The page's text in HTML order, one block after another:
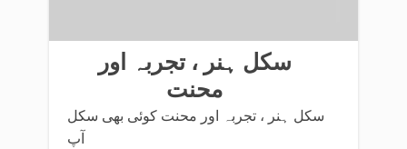
سکل ہنر ، تجربہ اور
محنت
سکل ہنر ، تجربہ اور محنت کوئی بھی سکل
آپ